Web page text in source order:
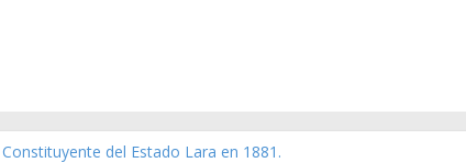
del Estado Lara en 1881.